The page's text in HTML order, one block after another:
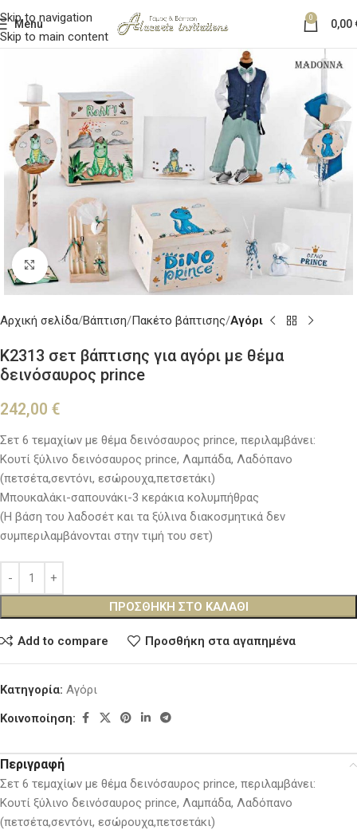
Skip to navigation
Skip to main content
Menu 0 0,00
Κλικ για μεγέθυνση
Αρχική σελίδα Βάπτιση Πακέτο βάπτισης Αγόρι
K2313 σετ βάπτισης για αγόρι με θέμα
δεινόσαυρος prince
242,00 €
Σετ 6 τεμαχίων με θέμα δεινόσαυρος prince, περιλαμβάνει:
Κουτί ξύλινο δεινόσαυρος prince, Λαμπάδα, Λαδόπανο
(πετσέτα,σεντόνι, εσώρουχα,πετσετάκι)
Μπουκαλάκι-σαπουνάκι-3 κεράκια κολυμπήθρας
(Η βάση του λαδοσέτ και τα ξύλινα διακοσμητικά δεν
συμπεριλαμβάνονται στην τιμή του σετ)
ΠΡΟΣΘΉΚΗ ΣΤΟ ΚΑΛΆΘΙ
Add to compare Προσθήκη στα αγαπημένα
Κατηγορία: Αγόρι
Κοινοποίηση:
Περιγραφή
Σετ 6 τεμαχίων με θέμα δεινόσαυρος prince, περιλαμβάνει:
Κουτί ξύλινο δεινόσαυρος prince, Λαμπάδα, Λαδόπανο
(πετσέτα,σεντόνι, εσώρουχα,πετσετάκι)